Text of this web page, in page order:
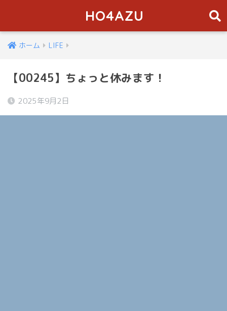
HO4AZU
ホーム LIFE
【00245】ちょっと休みます！
2025年9月2日